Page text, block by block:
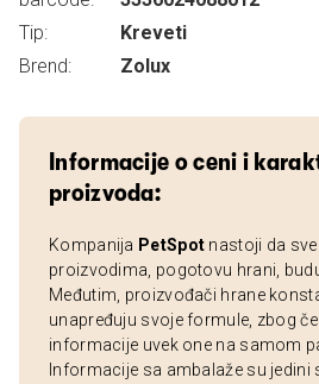
Tip:
Kreveti
Brend:
Zolux
Informacije o ceni i
proizvoda:
Kompanija PetSpot nastoji da
proizvodima, pogotovu hrani,
Međutim, proizvođači hrane
unapređuju svoje formule, zbog
informacije uvek one na samom
Informacije sa ambalaže su jedini